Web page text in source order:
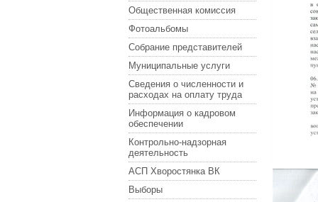
Общественная комиссия
Фотоальбомы
Собрание представителей
Муниципальные услуги
Сведения о численности и
расходах на оплату труда
Информация о кадровом
обеспечении
Контрольно-надзорная
деятельность
АСП Хворостянка ВК
Выборы